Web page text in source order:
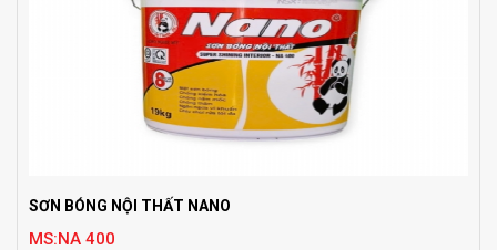
SƠN BÓNG NỘI THẤT NANO
MS:NA 400